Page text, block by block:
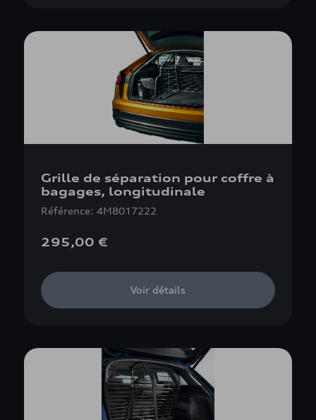
Grille de séparation pour coffre à
bagages, longitudinale
Référence: 4M8017222
295,00 €
Voir détails